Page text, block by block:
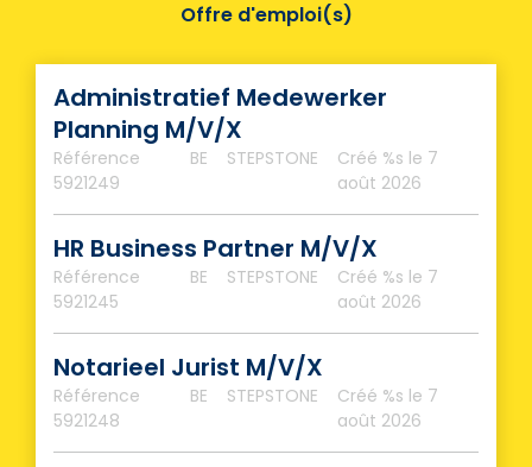
Offre d'emploi(s)
Administratief Medewerker
Planning M/V/X
Référence
5921249
BE STEPSTONE Créé %s le 7
août 2026
HR Business Partner M/V/X
Référence
5921245
BE STEPSTONE Créé %s le 7
août 2026
Notarieel Jurist M/V/X
Référence
5921248
BE STEPSTONE Créé %s le 7
août 2026